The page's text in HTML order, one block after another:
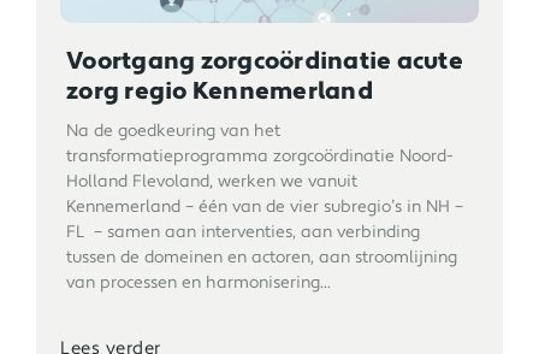
Voortgang zorgcoördinatie acute
zorg regio Kennemerland
Na de goedkeuring van het
transformatieprogramma zorgcoördinatie Noord-
Holland Flevoland, werken we vanuit
Kennemerland – één van de vier subregio’s in NH –
FL – samen aan interventies, aan verbinding
tussen de domeinen en actoren, aan stroomlijning
van processen en harmonisering...
Lees verder